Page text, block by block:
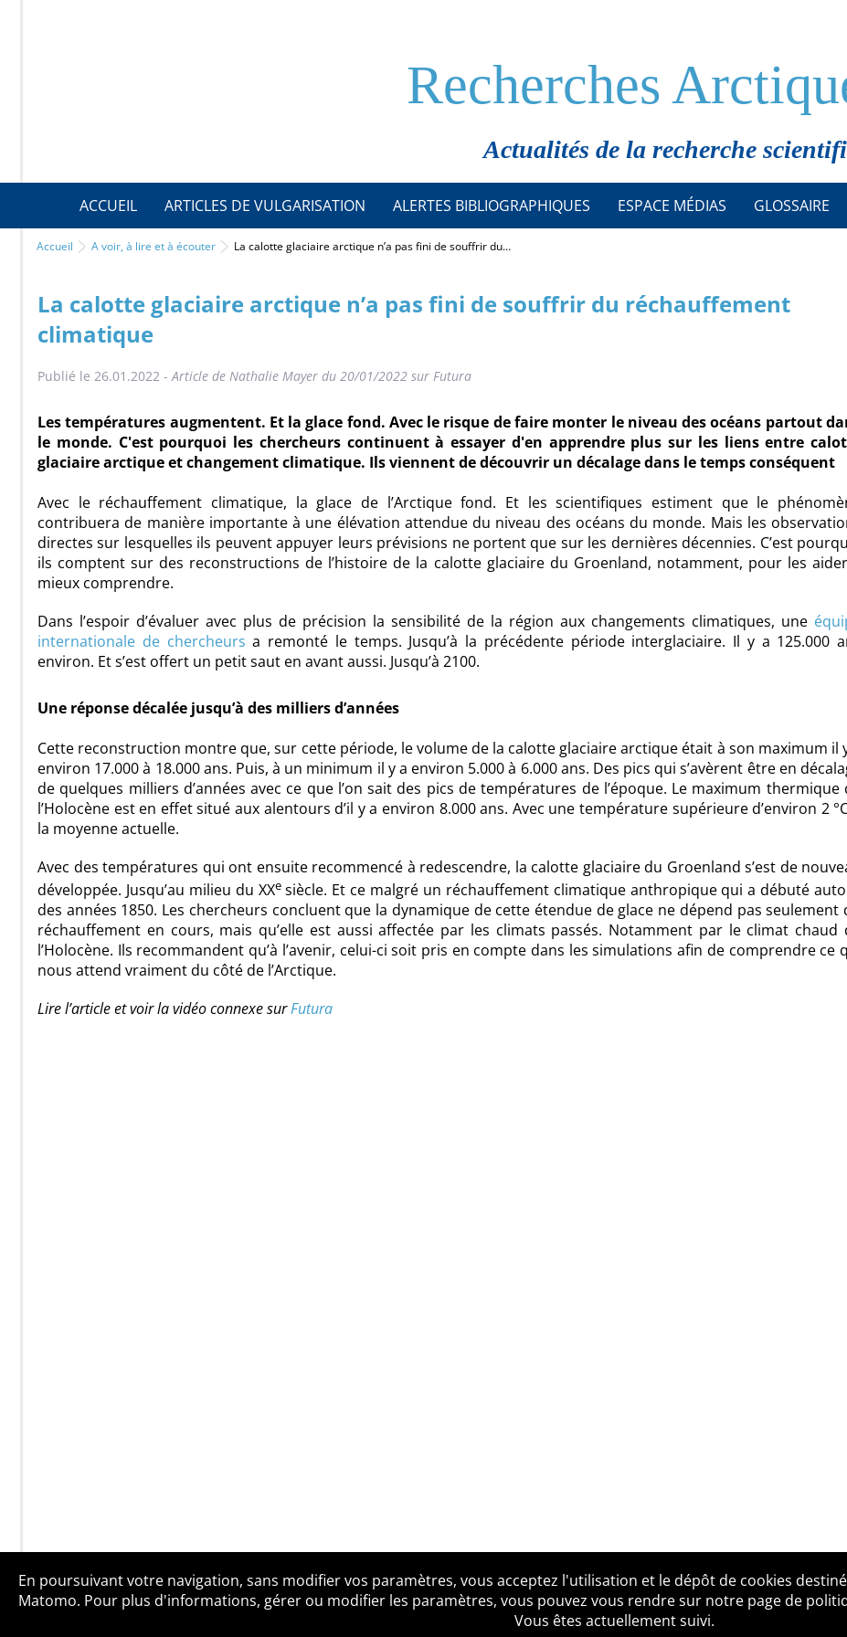
Recherches
Actualités de la recherche
ACCUEIL ARTICLES DE VULGARISATION ALERTES BIBLIOGRAPHIQUES ESPACE MÉDIAS GLOSSAIRE
Accueil A voir, à lire et à écouter La calotte glaciaire arctique n’a pas fini de souffrir du…
La calotte glaciaire arctique n’a pas fini de souffrir du réchauffement
climatique
Publié le 26.01.2022 -Article de Nathalie Mayer du 20/01/2022 sur Futura
Les températures augmentent. Et la glace fond. Avec le risque de faire monter le niveau des océans partout
le monde. C'est pourquoi les chercheurs continuent à essayer d'en apprendre plus sur les liens entre
glaciaire arctique et changement climatique. Ils viennent de découvrir un décalage dans le temps conséquent
Avec le réchauffement climatique, la glace de l’Arctique fond. Et les scientifiques estiment que le
contribuera de manière importante à une élévation attendue du niveau des océans du monde. Mais les
directes sur lesquelles ils peuvent appuyer leurs prévisions ne portent que sur les dernières décennies. C’est
ils comptent sur des reconstructions de l’histoire de la calotte glaciairedu Groenland, notamment, pour les
mieux comprendre.
Dans l’espoir d’évaluer avec plus de précision la sensibilité de la région aux changements climatiques, une
internationale de chercheurs a remonté le temps. Jusqu’à la précédente période interglaciaire. Il y a 125.000
environ. Et s’est offert un petit saut en avant aussi. Jusqu’à 2100.
Une réponse décalée jusqu’à des milliers d’années
Cette reconstruction montre que, sur cette période, levolumede la calotte glaciaire arctique était à son maximum il
environ 17.000 à 18.000 ans. Puis, à un minimum il y a environ 5.000 à 6.000 ans. Des pics qui s’avèrent être en
de quelques milliers d’années avec ce que l’on sait des pics de températures de l’époque. Le maximum thermique
l’Holocène est en effet situé aux alentours d’il y a environ 8.000 ans. Avec une température supérieure d’environ 2
la moyenne actuelle.
Avec des températures qui ont ensuite recommencé à redescendre, la calotte glaciaire du Groenland s’est de
développée. Jusqu’au milieu du XXesiècle. Et ce malgré un réchauffement climatique anthropique qui a débuté
des années 1850. Les chercheurs concluent que la dynamique de cette étendue de glace ne dépend pas seulement
réchauffement en cours, mais qu’elle est aussi affectée par les climats passés. Notamment par le climat chaud
l’Holocène. Ils recommandent qu’à l’avenir, celui-ci soit pris en compte dans les simulations afin de comprendre ce
nous attend vraiment du côté de l’Arctique.
Lire l’article et voir la vidéo connexe surFutura
Qui sommes-nous ? Mentions légales Accessibilité Politique de
En poursuivant votre navigation, sans modifier vos paramètres, vous acceptez l'utilisation et le dépôt de cookies
Matomo. Pour plus d'informations, gérer ou modifier les paramètres, vous pouvez vous rendre sur notre page de
Vous êtes actuellement suivi.